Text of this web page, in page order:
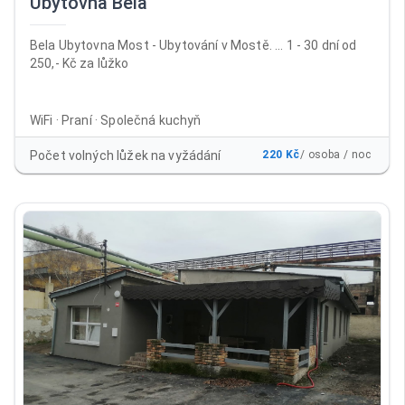
Bela Ubytovna Most - Ubytování v Mostě. ... 1 - 30 dní od
250,- Kč za lůžko
WiFi · Praní · Společná kuchyň
Počet volných lůžek na vyžádání 220 Kč/ osoba / noc